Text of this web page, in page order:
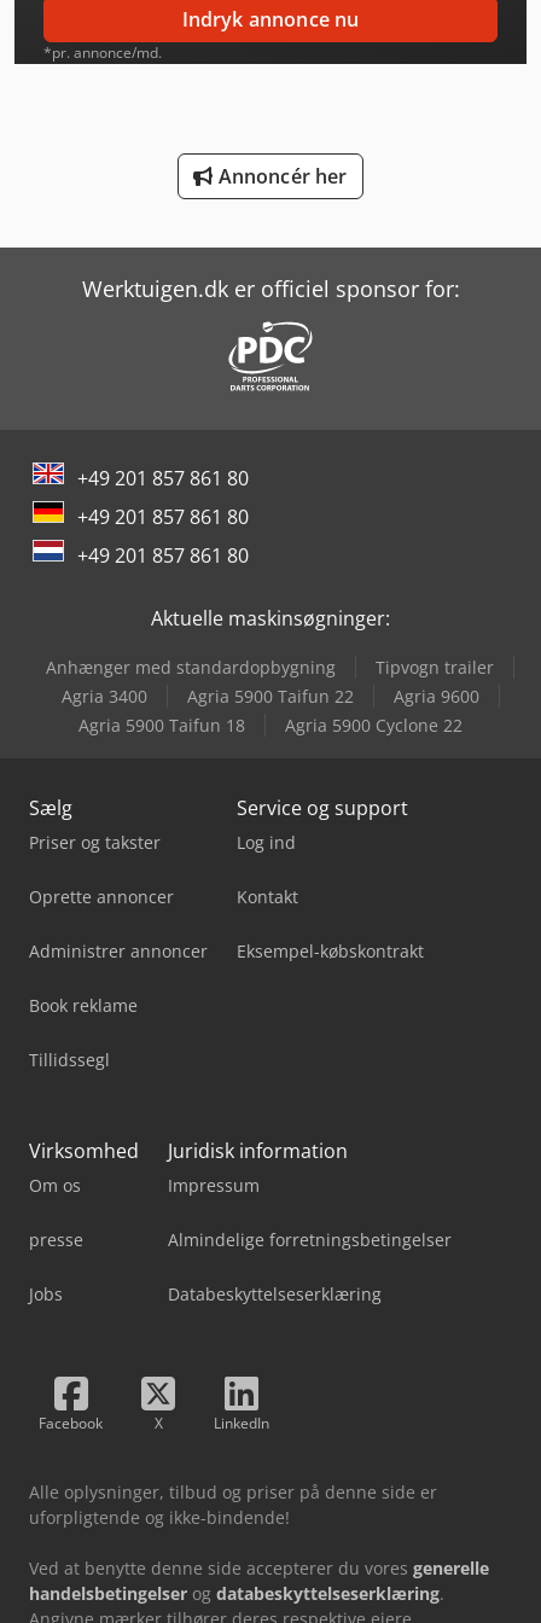
Linde L 14
Man Tgl 7
Man Tgl 8
Mercedes-Benz Mb Trac
Mercedes-Benz V
Mitsubishi Klimaanlæg
Indryk annonce nu
*pr. annonce/md.
Annoncér her
Werktuigen.dk er officiel sponsor for:
+49 201 857 861 80
+49 201 857 861 80
+49 201 857 861 80
Aktuelle maskinsøgninger:
Anhænger med standardopbygning
Tipvogn trailer
Agria 3400
Agria 5900 Taifun 22
Agria 9600
Agria 5900 Taifun 18
Agria 5900 Cyclone 22
Sælg
Priser og takster
Oprette annoncer
Administrer annoncer
Book reklame
Tillidssegl
Service og support
Log ind
Kontakt
Eksempel-købskontrakt
Virksomhed
Om os
presse
Jobs
Juridisk information
Impressum
Almindelige forretningsbetingelser
Databeskyttelseserklæring
Facebook X LinkedIn
Alle oplysninger, tilbud og priser på denne side er
uforpligtende og ikke-bindende!
Ved at benytte denne side accepterer du vores generelle
handelsbetingelser og databeskyttelseserklæring.